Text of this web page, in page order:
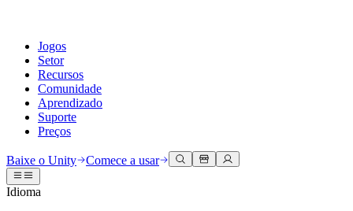
Jogos
Setor
Recursos
Comunidade
Aprendizado
Suporte
Preços
Engine do Unity
Crie jogos 2D e 3D para qualquer plataforma
Colaboração 3D
Construa e revise projetos 3D em tempo real
Documentação
Discussões
Unity Learn
Domine habilidades do Unity gratuitamente
Obter ajuda
Ajudando você a ter sucesso com Unity
Baixe o Unity Comece a usar
Idioma